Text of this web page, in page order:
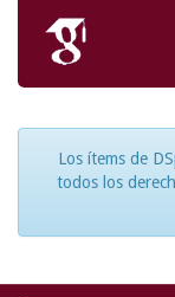
Los ítems de
todos los